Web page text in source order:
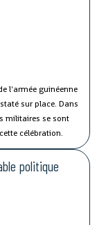
l'armée guinéenne
sur place. Dans
militaires se sont
célébration.
politique